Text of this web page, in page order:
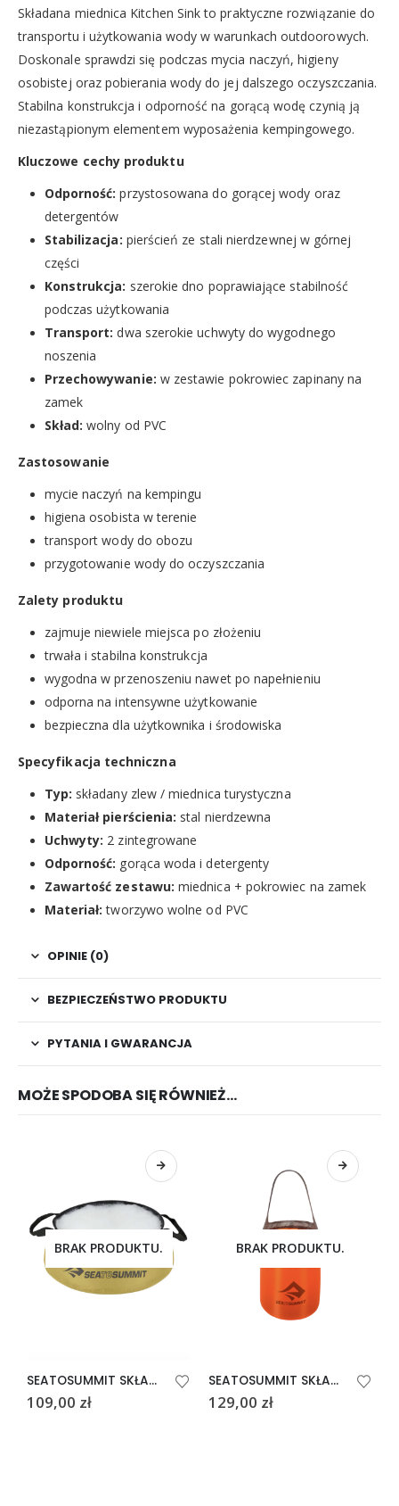
Składana miednica Kitchen Sink to praktyczne rozwiązanie do
transportu i użytkowania wody w warunkach outdoorowych.
Doskonale sprawdzi się podczas mycia naczyń, higieny
osobistej oraz pobierania wody do jej dalszego oczyszczania.
Stabilna konstrukcja i odporność na gorącą wodę czynią ją
niezastąpionym elementem wyposażenia kempingowego.
Kluczowe cechy produktu
Odporność: przystosowana do gorącej wody oraz
detergentów
Stabilizacja: pierścień ze stali nierdzewnej w górnej
części
Konstrukcja: szerokie dno poprawiające stabilność
podczas użytkowania
Transport: dwa szerokie uchwyty do wygodnego
noszenia
Przechowywanie: w zestawie pokrowiec zapinany na
zamek
Skład: wolny od PVC
Zastosowanie
mycie naczyń na kempingu
higiena osobista w terenie
transport wody do obozu
przygotowanie wody do oczyszczania
Zalety produktu
zajmuje niewiele miejsca po złożeniu
trwała i stabilna konstrukcja
wygodna w przenoszeniu nawet po napełnieniu
odporna na intensywne użytkowanie
bezpieczna dla użytkownika i środowiska
Specyfikacja techniczna
Typ: składany zlew / miednica turystyczna
Materiał pierścienia: stal nierdzewna
Uchwyty: 2 zintegrowane
Odporność: gorąca woda i detergenty
Zawartość zestawu: miednica + pokrowiec na zamek
Materiał: tworzywo wolne od PVC
OPINIE (0)
BEZPIECZEŃSTWO PRODUKTU
PYTANIA I GWARANCJA
MOŻE SPODOBA SIĘ RÓWNIEŻ…
BRAK PRODUKTU.
SEATOSUMMIT SKŁADANY ZLEW KUCHENNY 5l
109,00 zł
BRAK PRODUKTU.
SEATOSUMMIT SKŁADANE WIADRO ULTRA-SIL 10l
129,00 zł